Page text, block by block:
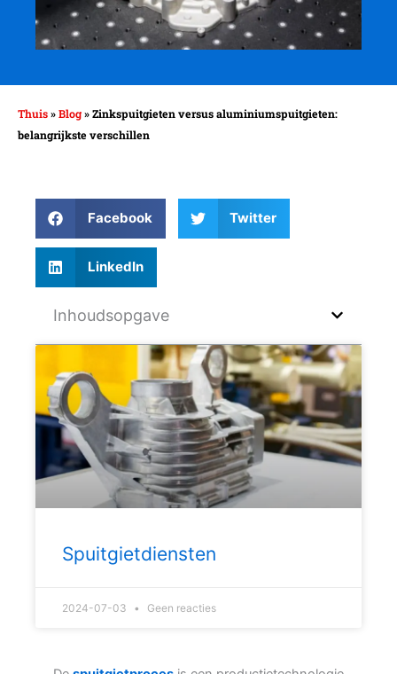
Thuis»Blog»Zinkspuitgieten versus aluminiumspuitgieten:
belangrijkste verschillen
Facebook Twitter
LinkedIn
Inhoudsopgave
Spuitgietdiensten
2024-07-03 Geen reacties